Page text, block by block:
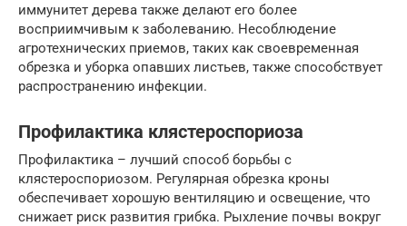
иммунитет дерева также делают его более
восприимчивым к заболеванию. Несоблюдение
агротехнических приемов, таких как своевременная
обрезка и уборка опавших листьев, также способствует
распространению инфекции.
Профилактика клястероспориоза
Профилактика – лучший способ борьбы с
клястероспориозом. Регулярная обрезка кроны
обеспечивает хорошую вентиляцию и освещение, что
снижает риск развития грибка. Рыхление почвы вокруг